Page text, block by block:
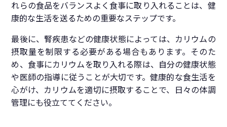
れらの食品をバランスよく食事に取り入れることは、健
康的な生活を送るための重要なステップです。
最後に、腎疾患などの健康状態によっては、カリウムの
摂取量を制限する必要がある場合もあります。そのた
め、食事にカリウムを取り入れる際は、自分の健康状態
や医師の指導に従うことが大切です。健康的な食生活を
心がけ、カリウムを適切に摂取することで、日々の体調
管理にも役立ててください。